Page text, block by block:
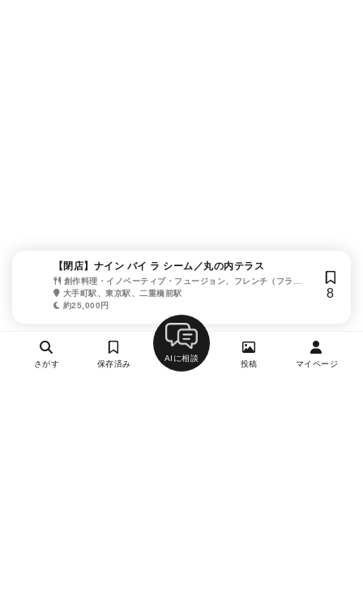
【閉店】ナイン バイ ラ シーム／丸の内テラス
創作料理・イノベーティブ・フュージョン、フレンチ（フラン
ス料理）
大手町駅、東京駅、二重橋前駅
約25,000円
8
さがす 保存済み
AIに相談
投稿 マイページ